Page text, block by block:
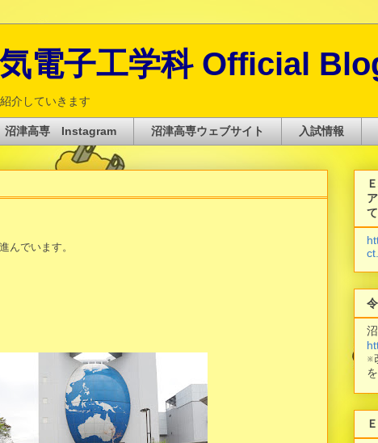
電子工学科 Official
介していきます
沼津高専 Instagram 沼津高専ウェブサイト 入試情報
んでいます。
※